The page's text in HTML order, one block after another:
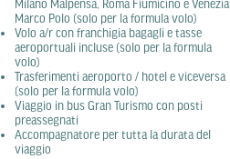
Milano Malpensa, Roma Fiumicino e Venezia
Marco Polo (solo per la formula volo)
Volo a/r con franchigia bagagli e tasse
aeroportuali incluse (solo per la formula
volo)
Trasferimenti aeroporto / hotel e viceversa
(solo per la formula volo)
Viaggio in bus Gran Turismo con posti
preassegnati
Accompagnatore per tutta la durata del
viaggio